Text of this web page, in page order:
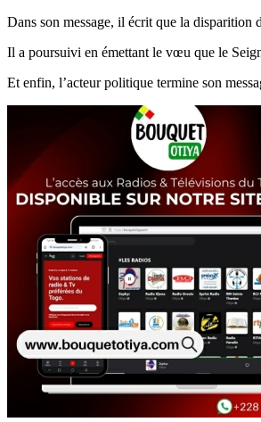
Dans son message, il écrit que la disparition
Il a poursuivi en émettant le vœu que le
Et enfin, l’acteur politique termine son